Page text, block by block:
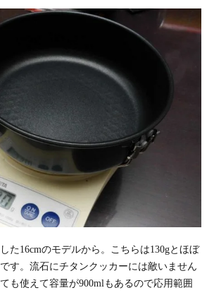
た16cmのモデルから。こちらは130gとほぼ
す。流石にチタンクッカーには敵いません
も使えて容量が900mlもあるので応用範囲